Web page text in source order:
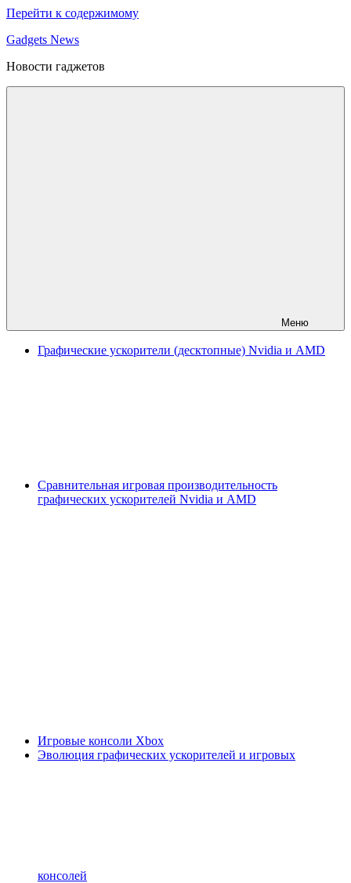
Перейти к содержимому
Gadgets News
Новости гаджетов
Меню
Графические ускорители (десктопные) Nvidia и AMD
Сравнительная игровая производительность
графических ускорителей Nvidia и AMD
Игровые консоли Xbox
Эволюция графических ускорителей и игровых
консолей